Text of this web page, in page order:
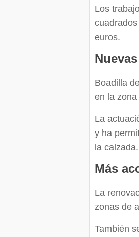
Los
euros.
Boadilla
en la
La
y ha
la calzada.
Más
La
zonas de
También